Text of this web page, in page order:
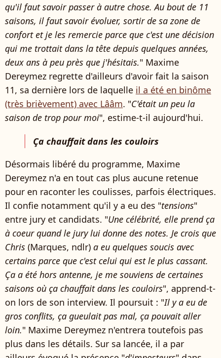
qu'il faut savoir passer à autre chose. Au bout de 11
saisons, il faut savoir évoluer, sortir de sa zone de
confort et je les remercie parce que c'est une décision
qui me trottait dans la tête depuis quelques années,
deux ans à peu près que j'hésitais." Maxime
Dereymez regrette d'ailleurs d'avoir fait la saison
11, sa dernière lors de laquelle il a été en binôme
(très brièvement) avec Lââm. "C'était un peu la
saison de trop pour moi", estime-t-il aujourd'hui.
Ça chauffait dans les couloirs
Désormais libéré du programme, Maxime
Dereymez n'a en tout cas plus aucune retenue
pour en raconter les coulisses, parfois électriques.
Il confie notamment qu'il y a eu des "tensions"
entre jury et candidats. "Une célébrité, elle prend ça
à coeur quand le jury lui donne des notes. Je crois que
Chris (Marques, ndlr) a eu quelques soucis avec
certains parce que c'est celui qui est le plus cassant.
Ça a été hors antenne, je me souviens de certaines
saisons où ça chauffait dans les couloirs", apprend-t-
on lors de son interview. Il poursuit : "Il y a eu de
gros conflits, ça gueulait pas mal, ça pouvait aller
loin." Maxime Dereymez n'entrera toutefois pas
plus dans les détails. Sur sa lancée, il a par